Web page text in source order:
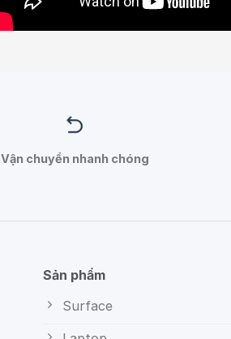
Vận chuyển nhanh chóng
Sản phẩm
Surface